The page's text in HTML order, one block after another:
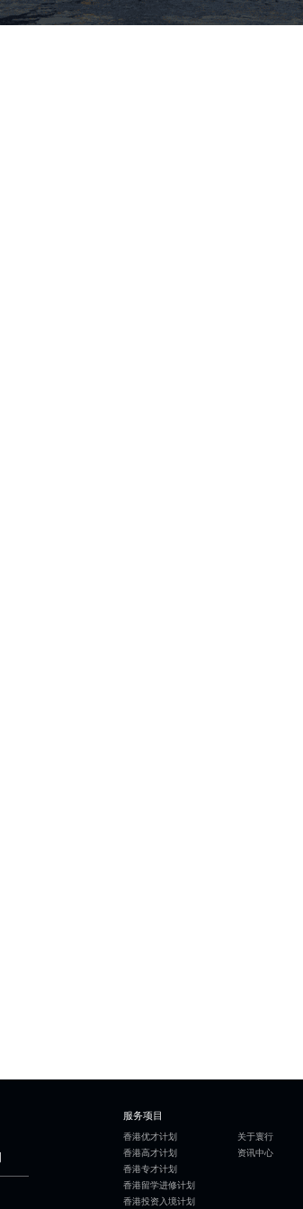
服务项目
香港优才计划
香港高才计划
香港专才计划
香港留学进修计划
香港投资入境计划
关于寰行
资讯中心